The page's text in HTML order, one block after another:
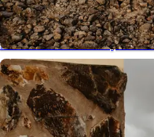
Una sesión natural de pareja
Mira fotos románticas y
mano en Tenerife.